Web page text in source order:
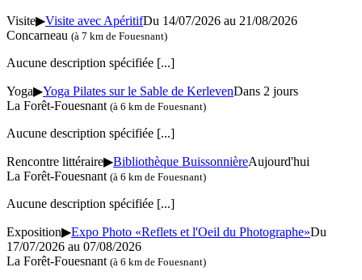
Visite▶Visite avec ApéritifDu 14/07/2026 au 21/08/2026
Concarneau (à 7 km de Fouesnant)
Aucune description spécifiée [...]
Yoga▶Yoga Pilates sur le Sable de KerlevenDans 2 jours
La Forêt-Fouesnant (à 6 km de Fouesnant)
Aucune description spécifiée [...]
Rencontre littéraire▶Bibliothèque BuissonnièreAujourd'hui
La Forêt-Fouesnant (à 6 km de Fouesnant)
Aucune description spécifiée [...]
Exposition▶Expo Photo «Reflets et l'Oeil du Photographe»Du
17/07/2026 au 07/08/2026
La Forêt-Fouesnant (à 6 km de Fouesnant)